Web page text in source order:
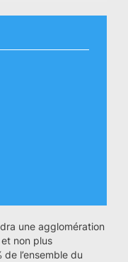
une agglomération
non plus
l’ensemble du